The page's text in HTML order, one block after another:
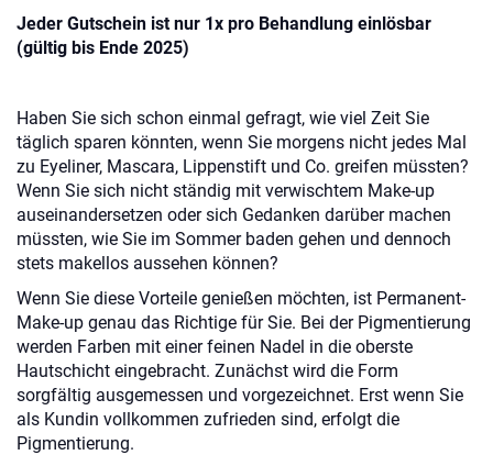
Jeder Gutschein ist nur 1x pro Behandlung einlösbar
(gültig bis Ende 2025)
Haben Sie sich schon einmal gefragt, wie viel Zeit Sie
täglich sparen könnten, wenn Sie morgens nicht jedes Mal
zu Eyeliner, Mascara, Lippenstift und Co. greifen müssten?
Wenn Sie sich nicht ständig mit verwischtem Make-up
auseinandersetzen oder sich Gedanken darüber machen
müssten, wie Sie im Sommer baden gehen und dennoch
stets makellos aussehen können?
Wenn Sie diese Vorteile genießen möchten, ist Permanent-
Make-up genau das Richtige für Sie. Bei der Pigmentierung
werden Farben mit einer feinen Nadel in die oberste
Hautschicht eingebracht. Zunächst wird die Form
sorgfältig ausgemessen und vorgezeichnet. Erst wenn Sie
als Kundin vollkommen zufrieden sind, erfolgt die
Pigmentierung.